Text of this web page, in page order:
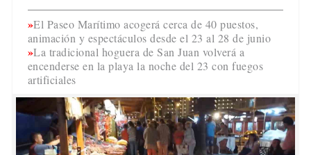
El Paseo Marítimo acogerá cerca de 40 puestos,
animación y espectáculos desde el 23 al 28 de junio
La tradicional hoguera de San Juan volverá a
encenderse en la playa la noche del 23 con fuegos
artificiales